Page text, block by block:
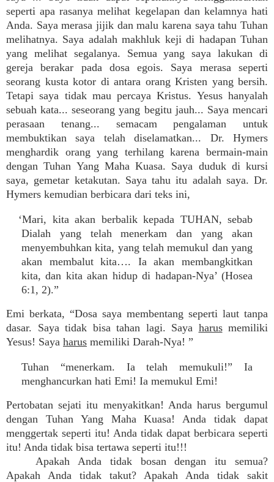
seperti apa rasanya melihat kegelapan dan kelamnya hati
Anda. Saya merasa jijik dan malu karena saya tahu Tuhan
melihatnya. Saya adalah makhluk keji di hadapan Tuhan
yang melihat segalanya. Semua yang saya lakukan di
gereja berakar pada dosa egois. Saya merasa seperti
seorang kusta kotor di antara orang Kristen yang bersih.
Tetapi saya tidak mau percaya Kristus. Yesus hanyalah
sebuah kata... seseorang yang begitu jauh... Saya mencari
perasaan tenang... semacam pengalaman untuk
membuktikan saya telah diselamatkan... Dr. Hymers
menghardik orang yang terhilang karena bermain-main
dengan Tuhan Yang Maha Kuasa. Saya duduk di kursi
saya, gemetar ketakutan. Saya tahu itu adalah saya. Dr.
Hymers kemudian berbicara dari teks ini,
‘Mari, kita akan berbalik kepada TUHAN, sebab
Dialah yang telah menerkam dan yang akan
menyembuhkan kita, yang telah memukul dan yang
akan membalut kita…. Ia akan membangkitkan
kita, dan kita akan hidup di hadapan-Nya’ (Hosea
6:1, 2).”
Emi berkata, “Dosa saya membentang seperti laut tanpa
dasar. Saya tidak bisa tahan lagi. Saya harusmemiliki
Yesus! Saya harus memiliki Darah-Nya! ”
Tuhan “menerkam. Ia telah memukuli!” Ia
menghancurkan hati Emi! Ia memukul Emi!
Pertobatan sejati itu menyakitkan! Anda harus bergumul
dengan Tuhan Yang Maha Kuasa! Anda tidak dapat
menggertak seperti itu! Anda tidak dapat berbicara seperti
itu! Anda tidak bisa tertawa seperti itu!!!
Apakah Anda tidak bosan dengan itu semua?
Apakah Anda tidak takut? Apakah Anda tidak sakit